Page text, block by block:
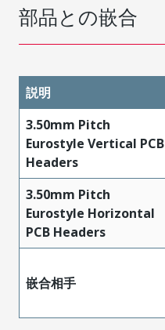
部品との嵌合
説明
3.50mm Pitch
Eurostyle Vertical PCB
Headers
3.50mm Pitch
Eurostyle Horizontal
PCB Headers
嵌合相手